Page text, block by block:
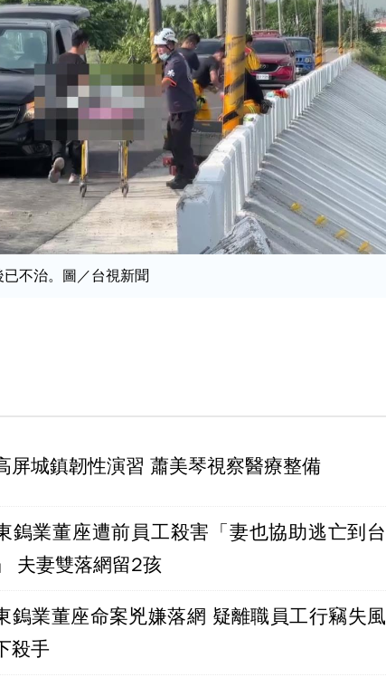
不治。圖／台視新聞
屏城鎮韌性演習 蕭美琴視察醫療整備
鎢業董座遭前員工殺害「妻也協助逃亡到台
夫妻雙落網留2孩
鎢業董座命案兇嫌落網 疑離職員工行竊失風
殺手